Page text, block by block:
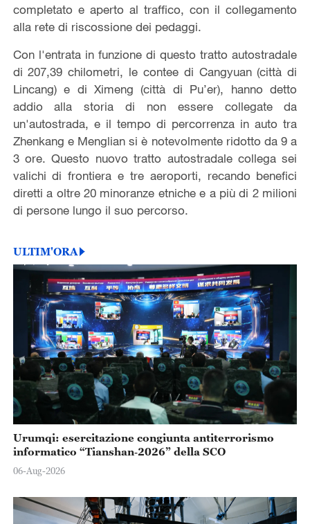
completato e aperto al traffico, con il collegamento
alla rete di riscossione dei pedaggi.
Con l'entrata in funzione di questo tratto autostradale
di 207,39 chilometri, le contee di Cangyuan (città di
Lincang) e di Ximeng (città di Pu’er), hanno detto
addio alla storia di non essere collegate da
un'autostrada, e il tempo di percorrenza in auto tra
Zhenkang e Menglian si è notevolmente ridotto da 9 a
3 ore. Questo nuovo tratto autostradale collega sei
valichi di frontiera e tre aeroporti, recando benefici
diretti a oltre 20 minoranze etniche e a più di 2 milioni
di persone lungo il suo percorso.
ULTIM'ORA
Urumqi: esercitazione congiunta antiterrorismo
informatico “Tianshan‑2026” della SCO
06-Aug-2026